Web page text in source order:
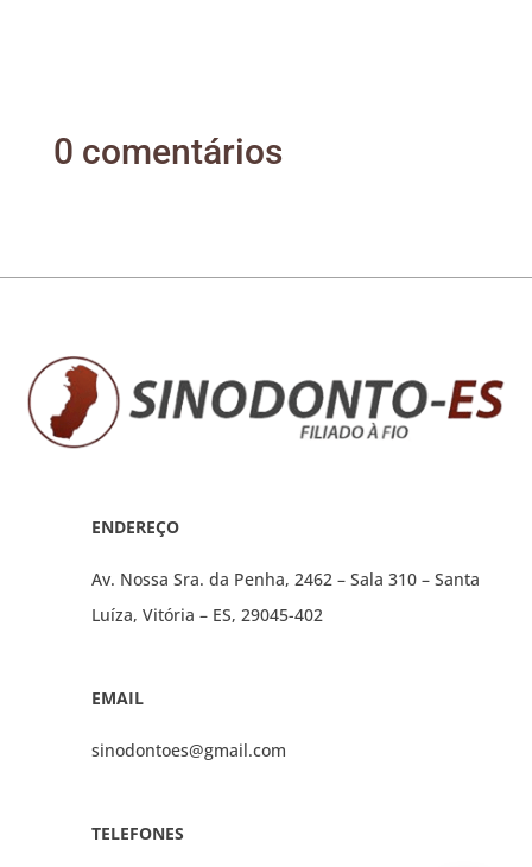
0 comentários
ENDEREÇO
Av. Nossa Sra. da Penha, 2462 – Sala 310 – Santa
Luíza, Vitória – ES, 29045-402
EMAIL
sinodontoes@gmail.com
TELEFONES